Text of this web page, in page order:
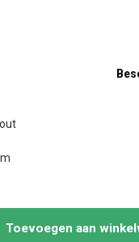
Toevoegen aan